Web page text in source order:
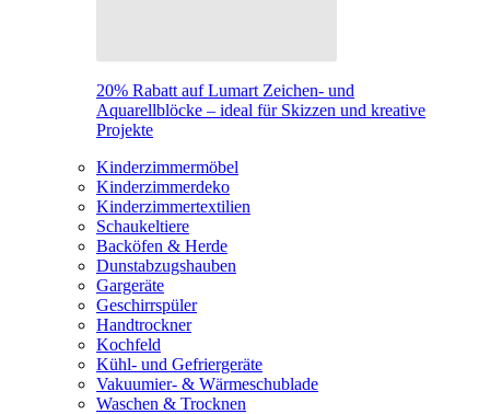
20% Rabatt auf Lumart Zeichen- und
Aquarellblöcke – ideal für Skizzen und kreative
Projekte
Kinderzimmermöbel
Kinderzimmerdeko
Kinderzimmertextilien
Schaukeltiere
Backöfen & Herde
Dunstabzugshauben
Gargeräte
Geschirrspüler
Handtrockner
Kochfeld
Kühl- und Gefriergeräte
Vakuumier- & Wärmeschublade
Waschen & Trocknen